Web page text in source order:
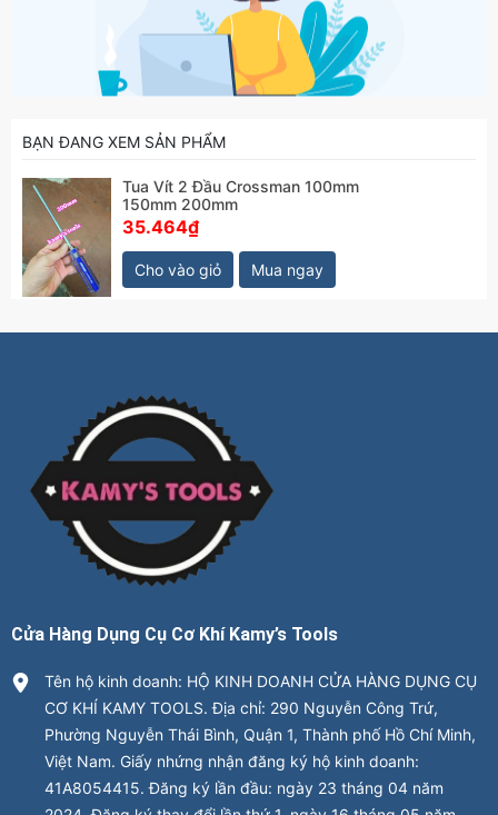
BẠN ĐANG XEM SẢN PHẨM
Tua Vít 2 Đầu Crossman 100mm
150mm 200mm
35.464₫
Cho vào giỏ Mua ngay
Cửa Hàng Dụng Cụ Cơ Khí Kamy’s Tools
Tên hộ kinh doanh: HỘ KINH DOANH CỬA HÀNG DỤNG CỤ
CƠ KHÍ KAMY TOOLS. Địa chỉ: 290 Nguyễn Công Trứ,
Phường Nguyễn Thái Bình, Quận 1, Thành phố Hồ Chí Minh,
Việt Nam. Giấy nhứng nhận đăng ký hộ kinh doanh:
41A8054415. Đăng ký lần đầu: ngày 23 tháng 04 năm